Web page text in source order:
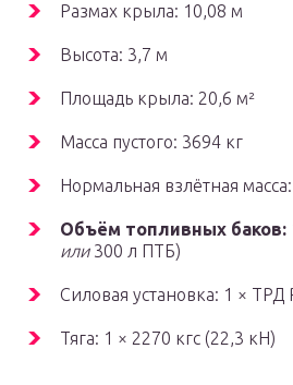
Размах крыла: 10,08 м
Высота: 3,7 м
Площадь крыла: 20,6 м²
Масса пустого: 3694 кг
Нормальная взлётная
Объём топливных баков:
или300 л ПТБ)
Силовая установка: 1 ×
Тяга: 1 × 2270 кгс (22,3 кН)